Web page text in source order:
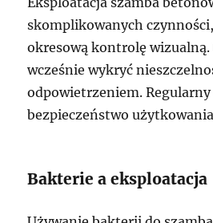
skomplikowanych
okresową kontrolę wizualną.
wcześnie wykryć
odpowietrzeniem.
bezpieczeństwo
Bakterie a eksploatacja